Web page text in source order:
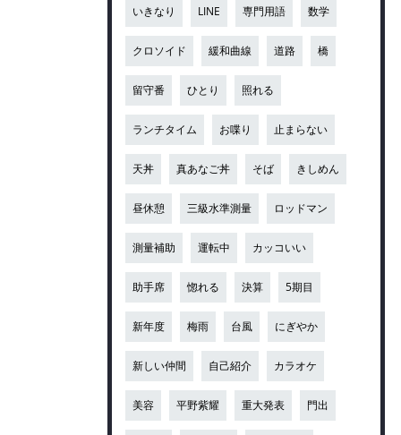
いきなり LINE 専門用語 数学
クロソイド 緩和曲線 道路 橋
留守番 ひとり 照れる
ランチタイム お喋り 止まらない
天丼 真あなご丼 そば きしめん
昼休憩 三級水準測量 ロッドマン
測量補助 運転中 カッコいい
助手席 惚れる 決算 5期目
新年度 梅雨 台風 にぎやか
新しい仲間 自己紹介 カラオケ
美容 平野紫耀 重大発表 門出